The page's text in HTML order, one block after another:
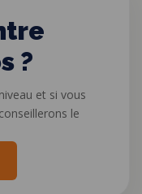
?
et si vous
le